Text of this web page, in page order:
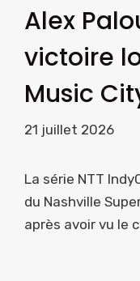
Alex
victoire
Music
21 juillet 2026
La série NTT
du Nashville
après avoir vu le